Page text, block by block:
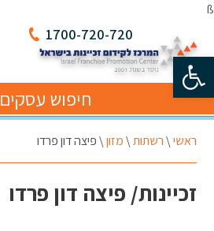
פתח סרגל נגישות
ß
1700-720-720
חיפוש עסקים
ראשי\רשתות\מזון\פיצה דון פרדו
זכיינות/ פיצה דון פרדו